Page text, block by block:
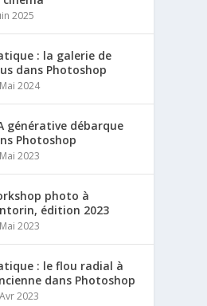
2025
: la galerie de
dans Photoshop
2024
générative débarque
Photoshop
2023
photo à
édition 2023
2023
: le flou radial à
dans Photoshop
2023